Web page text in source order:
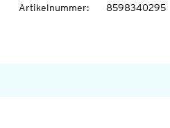
Artikelnummer: 8598340295